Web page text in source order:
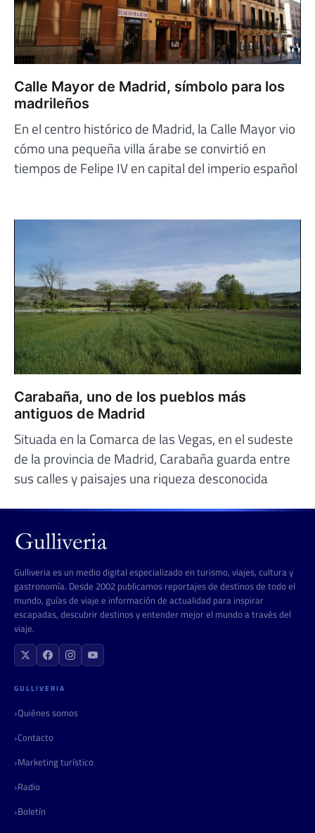
Calle Mayor de Madrid, símbolo para los
madrileños
En el centro histórico de Madrid, la Calle Mayor vio
cómo una pequeña villa árabe se convirtió en
tiempos de Felipe IV en capital del imperio español
Carabaña, uno de los pueblos más
antiguos de Madrid
Situada en la Comarca de las Vegas, en el sudeste
de la provincia de Madrid, Carabaña guarda entre
sus calles y paisajes una riqueza desconocida
Gulliveria es un medio digital especializado en turismo, viajes, cultura y
gastronomía. Desde 2002 publicamos reportajes de destinos de todo el
mundo, guías de viaje e información de actualidad para inspirar
escapadas, descubrir destinos y entender mejor el mundo a través del
viaje.
GULLIVERIA
Quiénes somos
Contacto
Marketing turístico
Radio
Boletín